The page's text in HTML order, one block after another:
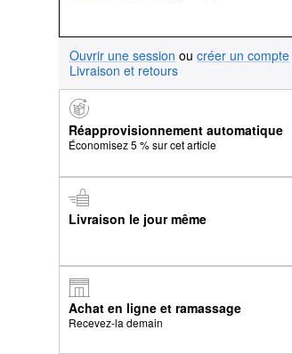
Ouvrir une session ou créer un compte
Livraison et retours
Réapprovisionnement automatique
Économisez 5 % sur cet article
Livraison le jour même
Achat en ligne et ramassage
Recevez-la demain